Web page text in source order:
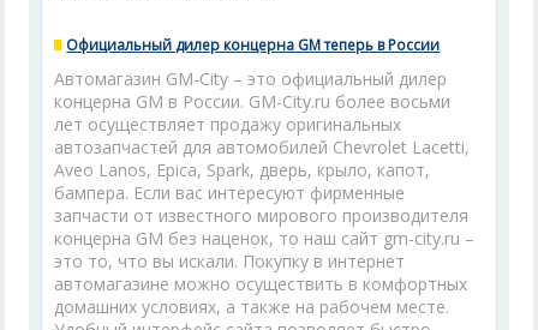
Официальный дилер концерна GM теперь в России
Автомагазин GM-City – это официальный дилер
концерна GM в России. GM-City.ru более восьми
лет осуществляет продажу оригинальных
автозапчастей для автомобилей Chevrolet Lacetti,
Aveo Lanos, Epica, Spark, дверь, крыло, капот,
бампера. Если вас интересуют фирменные
запчасти от известного мирового производителя
концерна GM без наценок, то наш сайт gm-city.ru –
это то, что вы искали. Покупку в интернет
автомагазине можно осуществить в комфортных
домашних условиях, а также на рабочем месте.